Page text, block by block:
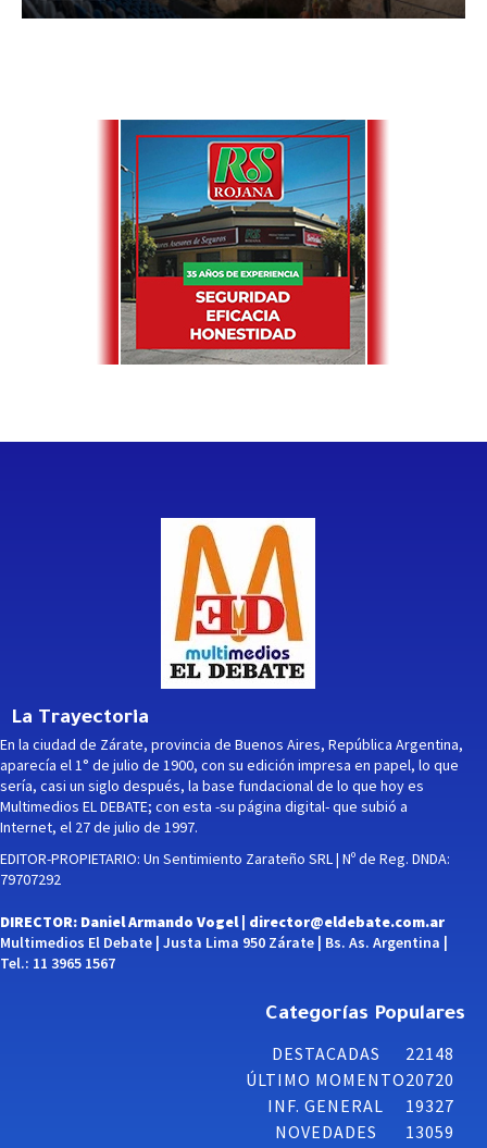
La Trayectoria
En la ciudad de Zárate, provincia de Buenos Aires, República Argentina,
aparecía el 1° de julio de 1900, con su edición impresa en papel, lo que
sería, casi un siglo después, la base fundacional de lo que hoy es
Multimedios EL DEBATE; con esta -su página digital- que subió a
Internet, el 27 de julio de 1997.
EDITOR-PROPIETARIO: Un Sentimiento Zarateño SRL | Nº de Reg. DNDA:
79707292
DIRECTOR: Daniel Armando Vogel | director@eldebate.com.ar
Multimedios El Debate | Justa Lima 950 Zárate | Bs. As. Argentina |
Tel.: 11 3965 1567
Categorías Populares
DESTACADAS
22148
ÚLTIMO MOMENTO20720
INF. GENERAL
19327
NOVEDADES
13059